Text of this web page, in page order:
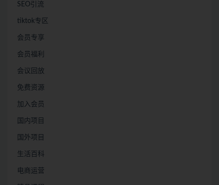
SEO引流
tiktok专区
会员专享
会员福利
会议回放
免费资源
加入会员
国内项目
国外项目
生活百科
电商运营